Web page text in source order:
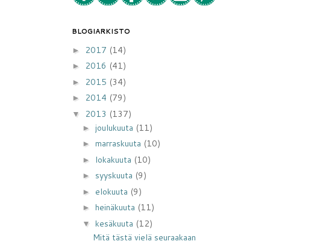
BLOGIARKISTO
►
2017 (14)
► 2016 (41)
► 2015 (34)
► 2014 (79)
▼ 2013 (137)
► joulukuuta (11)
► marraskuuta (10)
► lokakuuta (10)
► syyskuuta (9)
► elokuuta (9)
► heinäkuuta (11)
▼ kesäkuuta (12)
Mitä tästä vielä seuraakaan